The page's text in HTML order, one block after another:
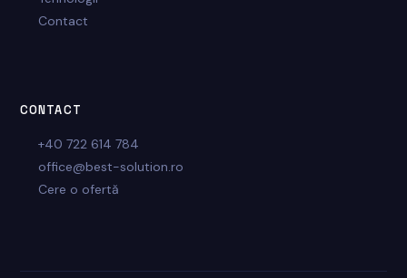
Contact
CONTACT
+40 722 614 784
office@best-solution.ro
Cere o ofertă